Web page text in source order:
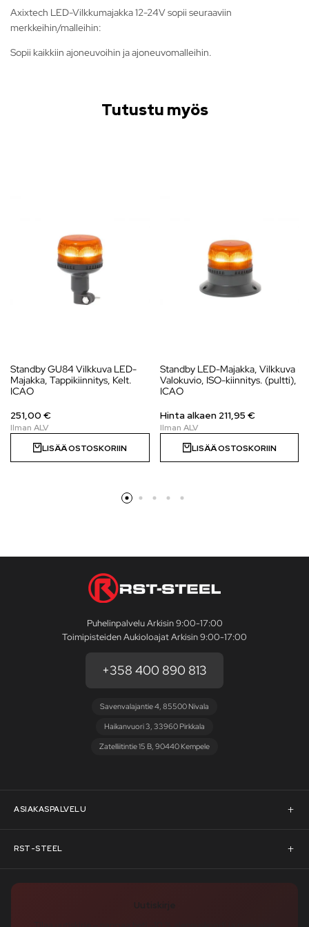
Axixtech LED-Vilkkumajakka 12-24V sopii seuraaviin
merkkeihin/malleihin:
Sopii kaikkiin ajoneuvoihin ja ajoneuvomalleihin.
Tutustu myös
Standby GU84 Vilkkuva LED-
Majakka, Tappikiinnitys, Kelt.
ICAO
251,00 €
LISÄÄ OSTOSKORIIN
Standby LED-Majakka, Vilkkuva
Valokuvio, ISO-kiinnitys. (pultti),
ICAO
Hinta alkaen 211,95 €
LISÄÄ OSTOSKORIIN
Puhelinpalvelu Arkisin 9:00-17:00
Toimipisteiden Aukioloajat Arkisin 9:00-17:00
+358 400 890 813
Savenvalajantie 4, 85500 Nivala
Haikanvuori 3, 33960 Pirkkala
Zatelliitintie 15 B, 90440 Kempele
ASIAKASPALVELU
Asiakaspalvelu
Pyydä tarjous
RST-STEEL
RST-Steelin tarina
Uutiskirje